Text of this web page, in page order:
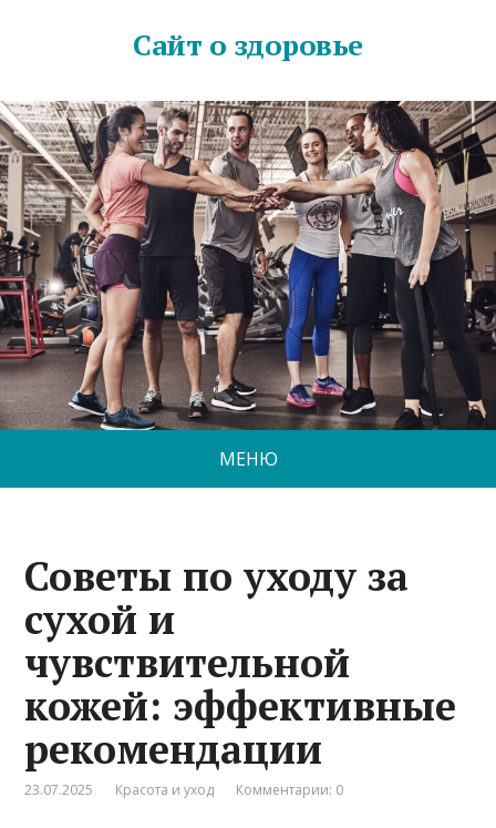
Сайт о здоровье
МЕНЮ
Советы по уходу за
сухой и
чувствительной
кожей: эффективные
рекомендации
23.07.2025 Красота и уход Комментарии: 0